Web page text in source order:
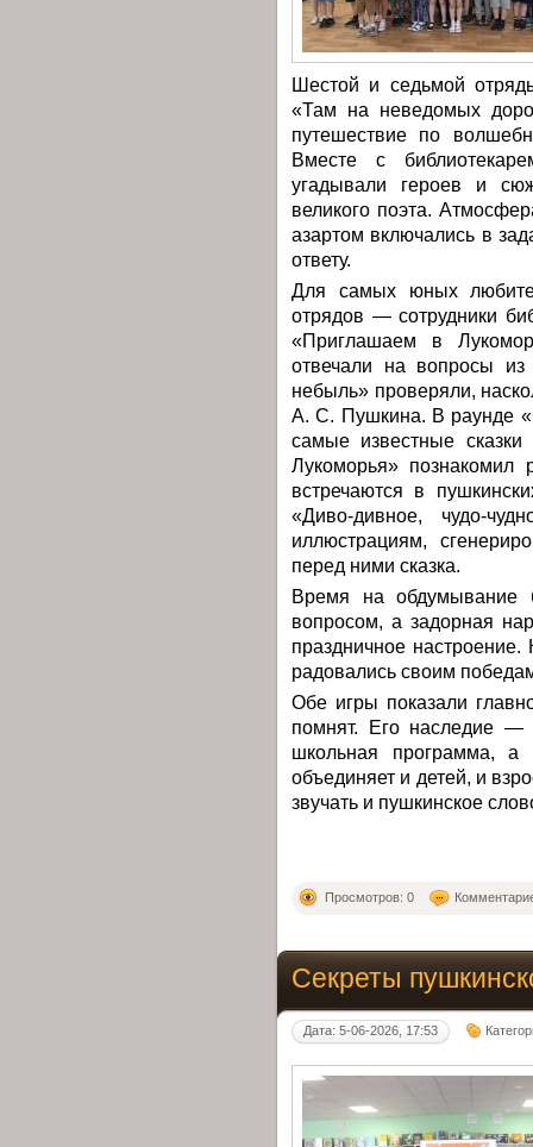
Шестой и седьмой
«Там на неведомых
путешествие по
Вместе с
угадывали героев и
великого поэта.
азартом включались в
ответу.
Для самых юных
отрядов — сотрудники
«Приглашаем в
отвечали на вопросы
небыль» проверяли,
А. С. Пушкина. В раунде
самые известные
Лукоморья» познакомил
встречаются в
«Диво-дивное, чудо-
иллюстрациям,
перед ними сказка.
Время на обдумывание
вопросом, а задорная
праздничное
радовались своим
Обе игры показали
помнят. Его наследие —
школьная программа, а
объединяет и детей, и
звучать и пушкинское
Просмотров: 0
Секреты
Дата: 5-06-2026, 17:53